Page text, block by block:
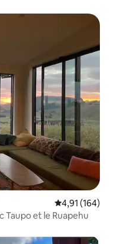
Évaluation
4,91 (164)
Taupo et le Ruapehu